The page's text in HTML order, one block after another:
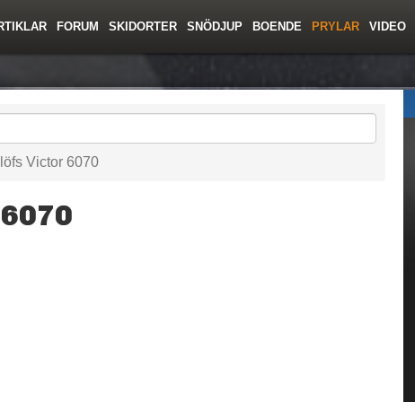
FORUM SKIDORTER SNÖDJUP BOENDE PRYLAR VIDEO
Victor 6070
6070